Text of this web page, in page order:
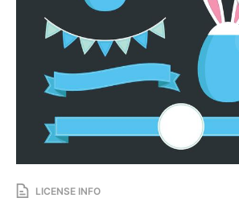
LICENSE INFO